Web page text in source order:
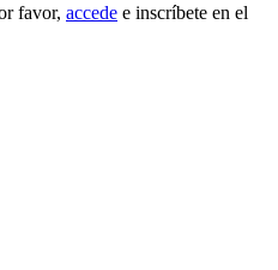
favor, accede e inscríbete en el